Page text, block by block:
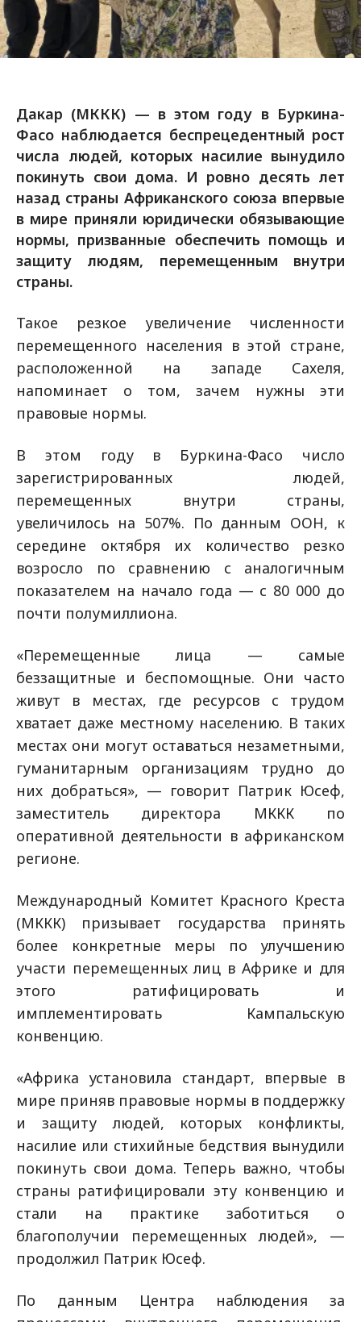
Дакар (МККК) — в этом году в Буркина-
Фасо наблюдается беспрецедентный рост
числа людей, которых насилие вынудило
покинуть свои дома. И ровно десять лет
назад страны Африканского союза впервые
в мире приняли юридически обязывающие
нормы, призванные обеспечить помощь и
защиту людям, перемещенным внутри
страны.
Такое резкое увеличение численности
перемещенного населения в этой стране,
расположенной на западе Сахеля,
напоминает о том, зачем нужны эти
правовые нормы.
В этом году в Буркина-Фасо число
зарегистрированных людей,
перемещенных внутри страны,
увеличилось на 507%. По данным ООН, к
середине октября их количество резко
возросло по сравнению с аналогичным
показателем на начало года — с 80 000 до
почти полумиллиона.
«Перемещенные лица — самые
беззащитные и беспомощные. Они часто
живут в местах, где ресурсов с трудом
хватает даже местному населению. В таких
местах они могут оставаться незаметными,
гуманитарным организациям трудно до
них добраться», — говорит Патрик Юсеф,
заместитель директора МККК по
оперативной деятельности в африканском
регионе.
Международный Комитет Красного Креста
(МККК) призывает государства принять
более конкретные меры по улучшению
участи перемещенных лиц в Африке и для
этого ратифицировать и
имплементировать Кампальскую
конвенцию.
«Африка установила стандарт, впервые в
мире приняв правовые нормы в поддержку
и защиту людей, которых конфликты,
насилие или стихийные бедствия вынудили
покинуть свои дома. Теперь важно, чтобы
страны ратифицировали эту конвенцию и
стали на практике заботиться о
благополучии перемещенных людей», —
продолжил Патрик Юсеф.
По данным Центра наблюдения за